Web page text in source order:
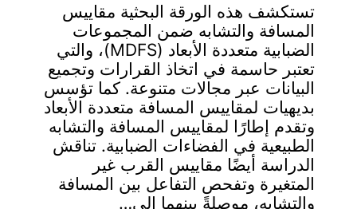
تستكشف هذه الورقة البحثية مقاييس
المسافة والتشابه ضمن المجموعات
الضبابية متعددة الأبعاد (MDFS)، والتي
تعتبر حاسمة في اتخاذ القرارات وتجميع
البيانات عبر مجالات متنوعة. كما تؤسس
بديهيات لمقاييس المسافة متعددة الأبعاد
وتقدم إطارًا لمقاييس المسافة والتشابه
الطبيعية في الفضاءات الضبابية. تناقش
الدراسة أيضًا مقاييس القرب غير
المتغيرة وتفحص التفاعل بين المسافة
والتشابه، موصلةً بينهما إلى…